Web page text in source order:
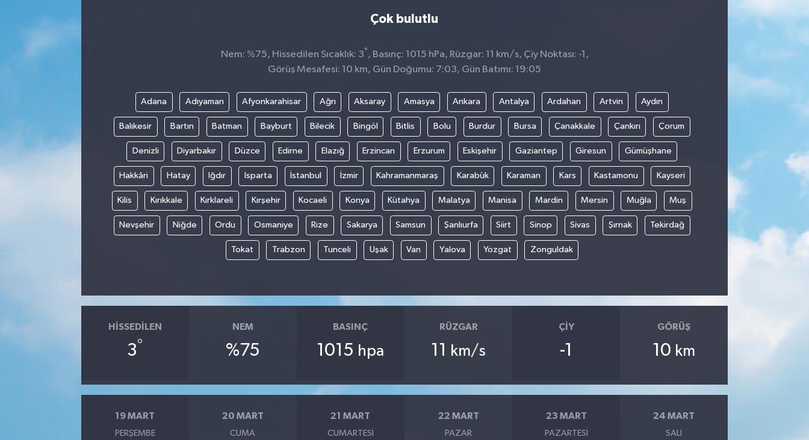
Çok bulutlu
Nem: %75, Hissedilen Sıcaklık: 3° , Basınç: 1015 hPa, Rüzgar: 11 km/s, Çiy Noktası: -1,
Görüş Mesafesi: 10 km, Gün Doğumu: 7:03, Gün Batımı: 19:05
Adana Adıyaman Afyonkarahisar Ağrı Aksaray Amasya Ankara Antalya Ardahan Artvin Aydın
Balıkesir Bartın Batman Bayburt Bilecik Bingöl Bitlis Bolu Burdur Bursa Çanakkale Çankırı Çorum
Denizli Diyarbakır Düzce Edirne Elazığ Erzincan Erzurum Eskişehir Gaziantep Giresun Gümüşhane
Hakkâri Hatay Iğdır Isparta İstanbul İzmir Kahramanmaraş Karabük Karaman Kars Kastamonu Kayseri
Kilis Kırıkkale Kırklareli Kırşehir Kocaeli Konya Kütahya Malatya Manisa Mardin Mersin Muğla Muş
Nevşehir Niğde Ordu Osmaniye Rize Sakarya Samsun Şanlıurfa Siirt Sinop Sivas Şırnak Tekirdağ
Tokat Trabzon Tunceli Uşak Van Yalova Yozgat Zonguldak
HISSEDILEN
3°
NEM
%75
BASINÇ
1015 hpa
RÜZGAR
11 km/s
ÇIY
-1
GÖRÜŞ
10 km
19 MART
PERŞEMBE
20 MART
CUMA
21 MART
CUMARTESI
22 MART
PAZAR
23 MART
PAZARTESI
24 MART
SALI